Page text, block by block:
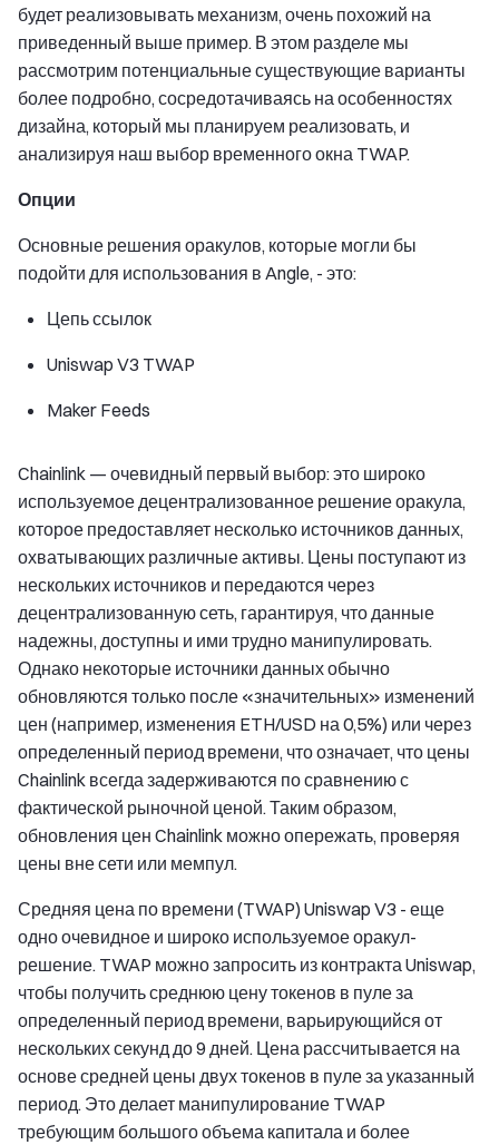
будет реализовывать механизм, очень похожий на
приведенный выше пример. В этом разделе мы
рассмотрим потенциальные существующие варианты
более подробно, сосредотачиваясь на особенностях
дизайна, который мы планируем реализовать, и
анализируя наш выбор временного окна TWAP.
Опции
Основные решения оракулов, которые могли бы
подойти для использования в Angle, - это:
Цепь ссылок
Uniswap V3 TWAP
Maker Feeds
Chainlink — очевидный первый выбор: это широко
используемое децентрализованное решение оракула,
которое предоставляет несколько источников данных,
охватывающих различные активы. Цены поступают из
нескольких источников и передаются через
децентрализованную сеть, гарантируя, что данные
надежны, доступны и ими трудно манипулировать.
Однако некоторые источники данных обычно
обновляются только после «значительных» изменений
цен (например, изменения ETH/USD на 0,5%) или через
определенный период времени, что означает, что цены
Chainlink всегда задерживаются по сравнению с
фактической рыночной ценой. Таким образом,
обновления цен Chainlink можно опережать, проверяя
цены вне сети или мемпул.
Средняя цена по времени (TWAP) Uniswap V3 - еще
одно очевидное и широко используемое оракул-
решение. TWAP можно запросить из контракта Uniswap,
чтобы получить среднюю цену токенов в пуле за
определенный период времени, варьирующийся от
нескольких секунд до 9 дней. Цена рассчитывается на
основе средней цены двух токенов в пуле за указанный
период. Это делает манипулирование TWAP
требующим большого объема капитала и более